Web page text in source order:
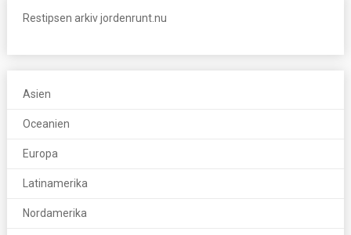
Restipsen arkiv jordenrunt.nu
Asien
Oceanien
Europa
Latinamerika
Nordamerika